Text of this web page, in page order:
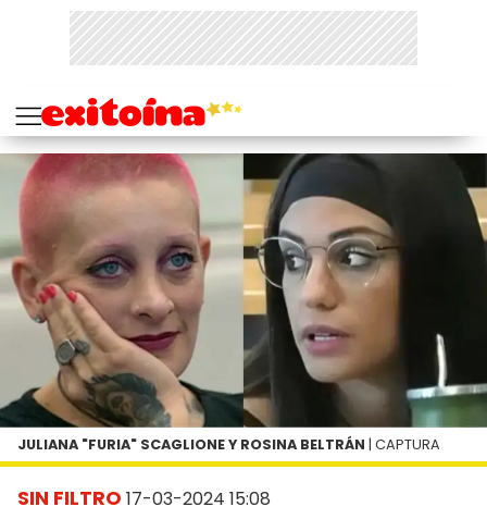
SIN FILTRO 17-03-2024 15:08
JULIANA "FURIA" SCAGLIONE Y ROSINA BELTRÁN | CAPTURA